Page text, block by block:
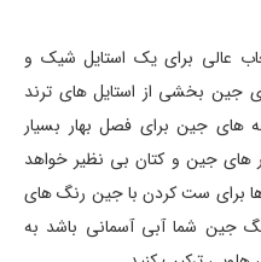
عالی برای یک استایل شیک و
جین بخشی از استایل های ترند
پارچه های جین برای فصل بهار بسیار
های جین و کتان بی نظیر خواهد
ها برای ست کردن با جین رنگ های
جین شما آبی آسمانی باشد به